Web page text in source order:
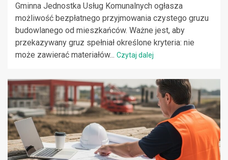
Gminna Jednostka Usług Komunalnych ogłasza
możliwość bezpłatnego przyjmowania czystego gruzu
budowlanego od mieszkańców. Ważne jest, aby
przekazywany gruz spełniał określone kryteria: nie
może zawierać materiałów... Czytaj dalej